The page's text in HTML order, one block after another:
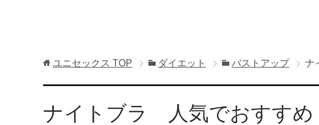
ユニセックス TOP ダイエット バストアップ ナ
ナイトブラ 人気でおすすめ